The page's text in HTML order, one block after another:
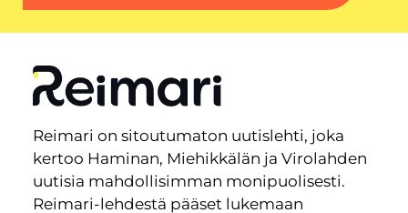
Reimari on sitoutumaton uutislehti, joka
kertoo Haminan, Miehikkälän ja Virolahden
uutisia mahdollisimman monipuolisesti.
Reimari-lehdestä pääset lukemaan